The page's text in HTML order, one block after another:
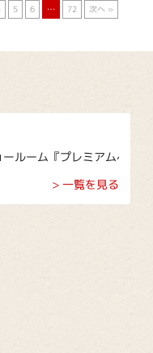
5 6 … 72 次へ »
『プレミアムベッド大商
> 一覧を見る